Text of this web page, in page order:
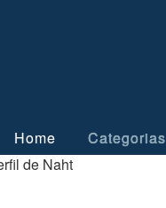
Home Categorias
de Naht